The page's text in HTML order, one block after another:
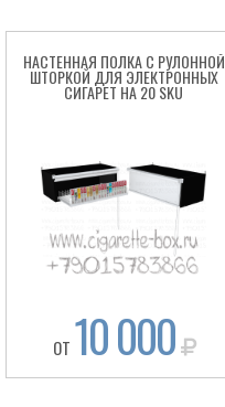
НАСТЕННАЯ ПОЛКА С РУЛОННОЙ
ШТОРКОЙ ДЛЯ ЭЛЕКТРОННЫХ
СИГАРЕТ НА 20 SKU
ОТ 10 000